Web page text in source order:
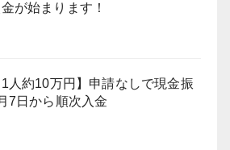
が始まります！
1人約10万円】申請なしで現金振
7日から順次入金